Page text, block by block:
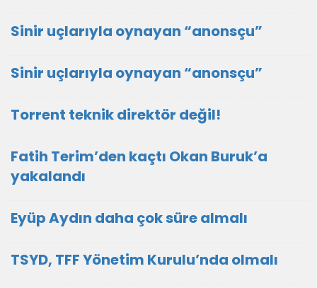
Sinir uçlarıyla oynayan “anonsçu”
Sinir uçlarıyla oynayan “anonsçu”
Torrent teknik direktör değil!
Fatih Terim’den kaçtı Okan Buruk’a
yakalandı
Eyüp Aydın daha çok süre almalı
TSYD, TFF Yönetim Kurulu’nda olmalı